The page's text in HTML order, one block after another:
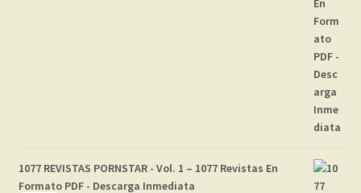
1077 REVISTAS PORNSTAR - Vol. 1 – 1077 Revistas En
Formato PDF - Descarga Inmediata